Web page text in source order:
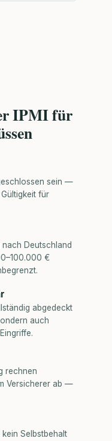
IPMI für
sein —
für
Deutschland
€
abgedeckt
auch
rechnen
Versicherer ab —
kein Selbstbehalt